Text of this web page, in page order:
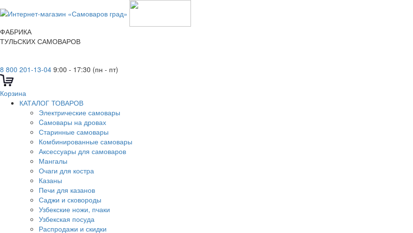
ФАБРИКА
ТУЛЬСКИХ САМОВАРОВ
8 800 201-13-04 9:00 - 17:30 (пн - пт)
Корзина
КАТАЛОГ ТОВАРОВ
Электрические самовары
Cамовары на дровах
Старинные самовары
Комбинированные самовары
Аксессуары для самоваров
Мангалы
Очаги для костра
Казаны
Печи для казанов
Саджи и сковороды
Узбекские ножи, пчаки
Узбекская посуда
Распродажи и скидки